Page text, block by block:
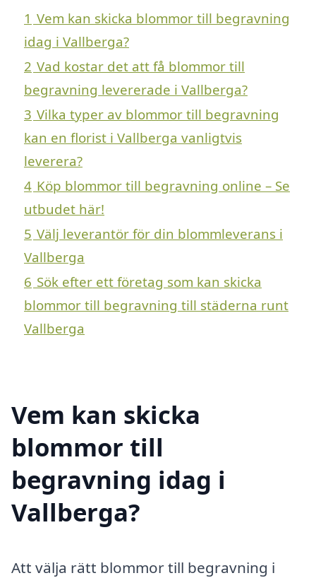
1 Vem kan skicka blommor till begravning
idag i Vallberga?
2 Vad kostar det att få blommor till
begravning levererade i Vallberga?
3 Vilka typer av blommor till begravning
kan en florist i Vallberga vanligtvis
leverera?
4 Köp blommor till begravning online – Se
utbudet här!
5 Välj leverantör för din blommleverans i
Vallberga
6 Sök efter ett företag som kan skicka
blommor till begravning till städerna runt
Vallberga
Vem kan skicka
blommor till
begravning idag i
Vallberga?
Att välja rätt blommor till begravning i